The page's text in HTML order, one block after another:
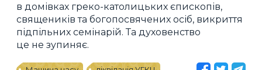
в домівках греко-католицьких єпископів,
священиків та богопосвячених осіб, викриття
підпільних семінарій. Та духовенство
це не зупиняє.